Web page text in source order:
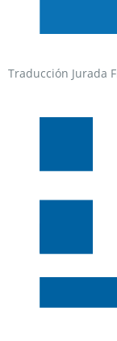
Traducción Jurada